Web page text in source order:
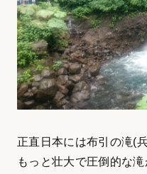
正直日本には布引の滝(
もっと壮大で圧倒的な